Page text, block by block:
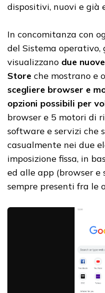
dispositivi, nuovi e già
In concomitanza con
del Sistema operativo,
visualizzano due
Store che mostrano e
scegliere browser e
opzioni possibili per
browser e 5 motori di
software e servizi che
casualmente nei due
imposizione fissa, in
ed alle app (browser e
sempre presenti fra le